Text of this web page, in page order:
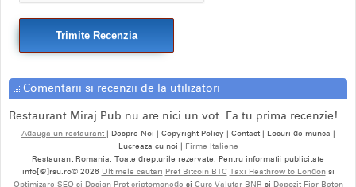
Trimite Recenzia
Comentarii si recenzii de la utilizatori
Restaurant Miraj Pub nu are nici un vot. Fa tu prima recenzie!
Adauga un restaurant
| Despre Noi | Copyright Policy | Contact | Locuri de munca |
Lucreaza cu noi |
Firme Italiene
Restaurant Romania. Toate drepturile rezervate. Pentru informatii publicitate
info[@]rsu.ro© 2026 Ultimele cautari Pret Bitcoin BTC Taxi Heathrow to Londonsi
Optimizare SEO si Design Pret criptomonede si Curs Valutar BNR si Depozit Fier Beton